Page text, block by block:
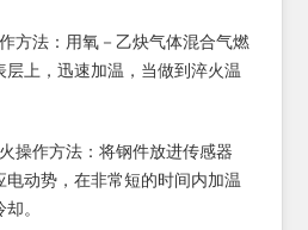
方法：用氧－乙炔气体混合气燃
上，迅速加温，当做到淬火温
操作方法：将钢件放进传感器
动势，在非常短的时间内加温
。